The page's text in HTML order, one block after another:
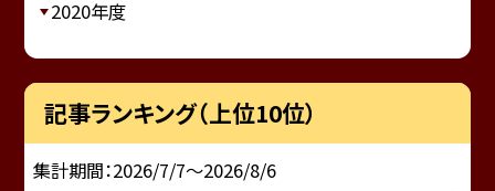
2020年度
記事ランキング（上位10位）
集計期間：2026/7/7～2026/8/6